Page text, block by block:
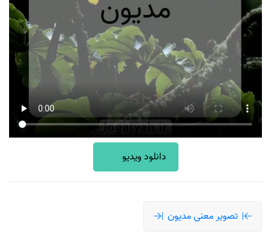
دانلود ویدیو
تصویر معنی مدیون